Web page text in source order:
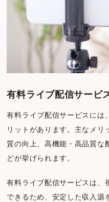
有料ライブ配信サービ
有料ライブ配信サービスには
リットがあります。主なメリ
質の向上、高機能・高品質な
どが挙げられます。
有料ライブ配信サービスは、
できるため、安定した収入源